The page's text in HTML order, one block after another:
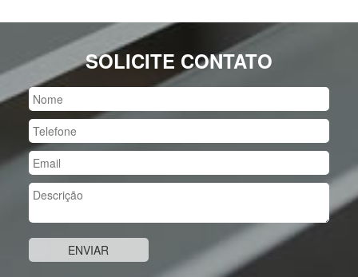
SOLICITE CONTATO